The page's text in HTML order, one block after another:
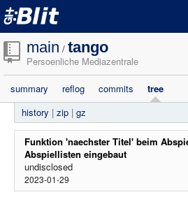
dashboard
repositories
filestore
activity
search
main / tango
Persoenliche Mediazentrale
summary reflog commits
tree
history | zip | gz
Funktion 'naechster Titel' beim
Abspiellisten eingebaut
undisclosed
2023-01-29